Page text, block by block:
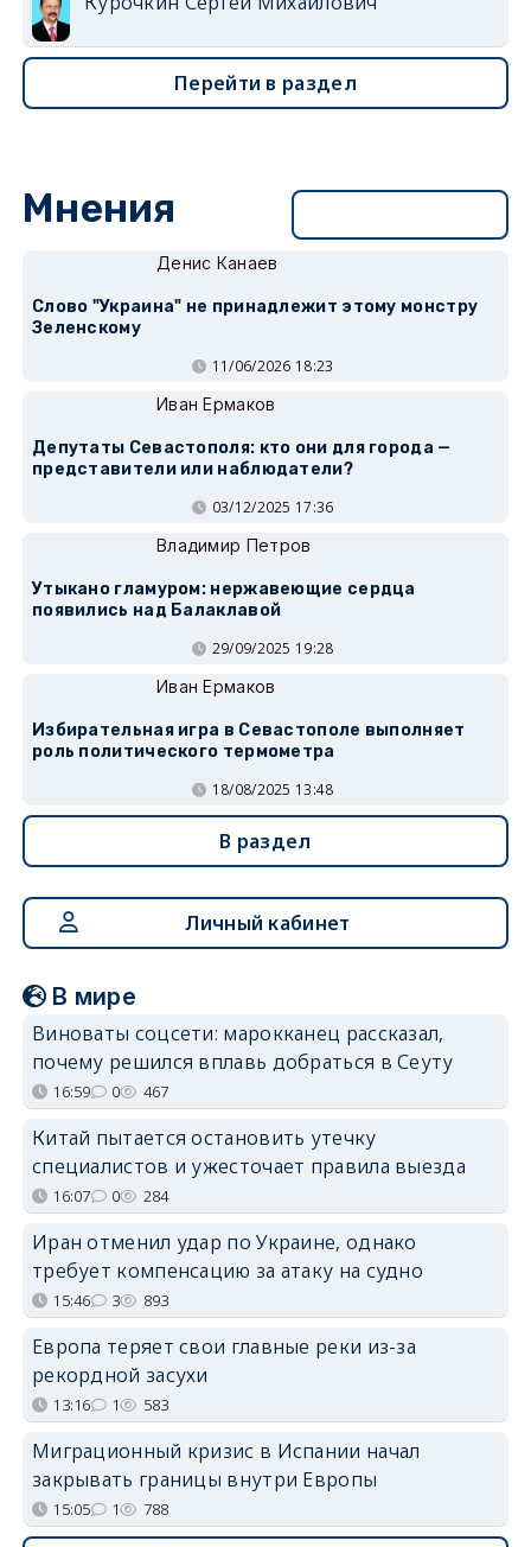
Перейти в раздел
Мнения
Денис Канаев
Слово "Украина" не принадлежит этому монстру
Зеленскому
11/06/2026 18:23
Иван Ермаков
Депутаты Севастополя: кто они для города —
представители или наблюдатели?
03/12/2025 17:36
Владимир Петров
Утыкано гламуром: нержавеющие сердца
появились над Балаклавой
29/09/2025 19:28
Иван Ермаков
Избирательная игра в Севастополе выполняет
роль политического термометра
18/08/2025 13:48
В раздел
Личный кабинет
В мире
Виноваты соцсети: марокканец рассказал,
почему решился вплавь добраться в Сеуту
16:59 0 467
Китай пытается остановить утечку
специалистов и ужесточает правила выезда
16:07 0 284
Иран отменил удар по Украине, однако
требует компенсацию за атаку на судно
15:46 3 893
Европа теряет свои главные реки из-за
рекордной засухи
13:16 1 583
Миграционный кризис в Испании начал
закрывать границы внутри Европы
15:05 1 788